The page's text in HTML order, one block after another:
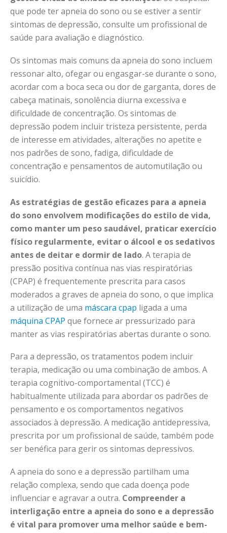
que pode ter apneia do sono ou se estiver a sentir
sintomas de depressão, consulte um profissional de
saúde para avaliação e diagnóstico.
Os sintomas mais comuns da apneia do sono incluem
ressonar alto, ofegar ou engasgar-se durante o sono,
acordar com a boca seca ou dor de garganta, dores de
cabeça matinais, sonolência diurna excessiva e
dificuldade de concentração. Os sintomas de
depressão podem incluir tristeza persistente, perda
de interesse em atividades, alterações no apetite e
nos padrões de sono, fadiga, dificuldade de
concentração e pensamentos de automutilação ou
suicídio.
As estratégias de gestão eficazes para a apneia
do sono envolvem modificações do estilo de vida,
como manter um peso saudável, praticar exercício
físico regularmente, evitar o álcool e os sedativos
antes de deitar e dormir de lado. A terapia de
pressão positiva contínua nas vias respiratórias
(CPAP) é frequentemente prescrita para casos
moderados a graves de apneia do sono, o que implica
a utilização de uma máscara cpap ligada a uma
máquina CPAP que fornece ar pressurizado para
manter as vias respiratórias abertas durante o sono.
Para a depressão, os tratamentos podem incluir
terapia, medicação ou uma combinação de ambos. A
terapia cognitivo-comportamental (TCC) é
habitualmente utilizada para abordar os padrões de
pensamento e os comportamentos negativos
associados à depressão. A medicação antidepressiva,
prescrita por um profissional de saúde, também pode
ser benéfica para gerir os sintomas depressivos.
A apneia do sono e a depressão partilham uma
relação complexa, sendo que cada doença pode
influenciar e agravar a outra. Compreender a
interligação entre a apneia do sono e a depressão
é vital para promover uma melhor saúde e bem-